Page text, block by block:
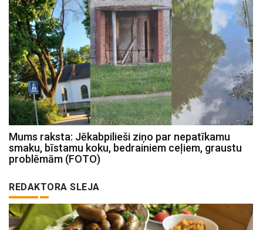
Mums raksta: Jēkabpilieši ziņo par nepatīkamu
smaku, bīstamu koku, bedrainiem ceļiem, graustu
problēmām (FOTO)
REDAKTORA SLEJA